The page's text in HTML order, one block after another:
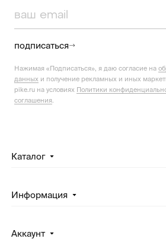
подписаться
Нажимая «Подписаться», я даю согласие на
данных и получение рекламных и иных
pike.ru на условиях Политики
соглашения
Каталог
Информация
Аккаунт